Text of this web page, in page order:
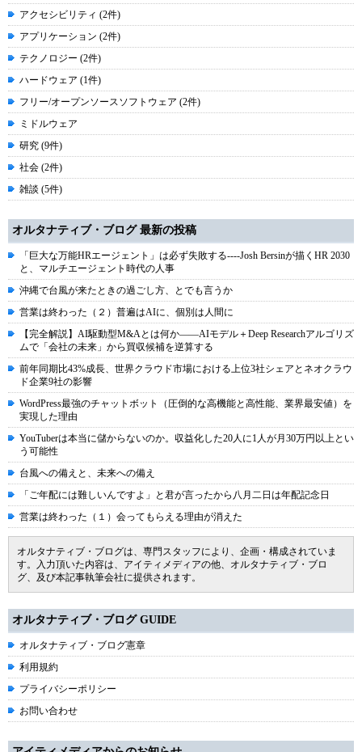
アクセシビリティ (2件)
アプリケーション (2件)
テクノロジー (2件)
ハードウェア (1件)
フリー/オープンソースソフトウェア (2件)
ミドルウェア
研究 (9件)
社会 (2件)
雑談 (5件)
オルタナティブ・ブログ 最新の投稿
「巨大な万能HRエージェント」は必ず失敗する----Josh Bersinが描くHR 2030
と、マルチエージェント時代の人事
沖縄で台風が来たときの過ごし方、とでも言うか
営業は終わった（２）普遍はAIに、個別は人間に
【完全解説】AI駆動型M&Aとは何か――AIモデル＋Deep Researchアルゴリズ
ムで「会社の未来」から買収候補を逆算する
前年同期比43%成長、世界クラウド市場における上位3社シェアとネオクラウ
ド企業9社の影響
WordPress最強のチャットボット（圧倒的な高機能と高性能、業界最安値）を
実現した理由
YouTuberは本当に儲からないのか。収益化した20人に1人が月30万円以上とい
う可能性
台風への備えと、未来への備え
「ご年配には難しいんですよ」と君が言ったから八月二日は年配記念日
営業は終わった（１）会ってもらえる理由が消えた
オルタナティブ・ブログは、専門スタッフにより、企画・構成されていま
す。入力頂いた内容は、アイティメディアの他、オルタナティブ・ブロ
グ、及び本記事執筆会社に提供されます。
オルタナティブ・ブログ GUIDE
オルタナティブ・ブログ憲章
利用規約
プライバシーポリシー
お問い合わせ